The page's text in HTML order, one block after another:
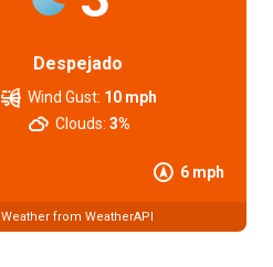
Despejado
6 mph
Wind Gust: 10 mph
Clouds: 3%
Weather from WeatherAPI